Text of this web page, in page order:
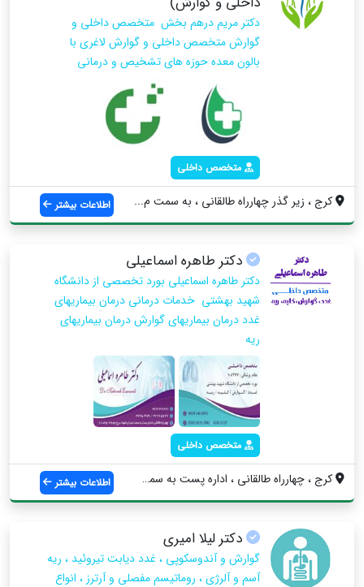
دکتر مریم درهم بخش متخصص داخلی و
گوارش متخصص داخلی و گوارش لاغری با
بالون معده حوزه های تشخیص و درمانی
متخصص داخلی
کرج ، زیر گذر چهارراه طالقانی ، به سمت م... اطلاعات بیشتر
دکتر طاهره اسماعیلی
دکتر طاهره اسماعیلی بورد تخصصی از دانشگاه
شهید بهشتی خدمات درمانی درمان بیماریهای
غدد درمان بیماریهای گوارش درمان بیماریهای
ریه
متخصص داخلی
کرج ، چهارراه طالقانی ، اداره پست به سمت... اطلاعات بیشتر
دکتر لیلا امیری
گوارش و آندوسکوپی ، غدد دیابت تیروئید ، ریه
آسم و آلرژی ، روماتیسم مفصلی و آرترز ، انواع